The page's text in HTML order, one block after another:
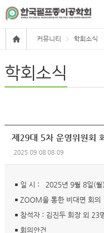
커뮤니티 학회소식
학회소식
제29대 5차 운영위원회
2025.09.08 08:09
￭ 일 시 : 2025년 9월 8일(
￭ ZOOM을 통한 비대면 회의
￭ 참석자 : 김진두 회장 외 23
￭ 회의안건